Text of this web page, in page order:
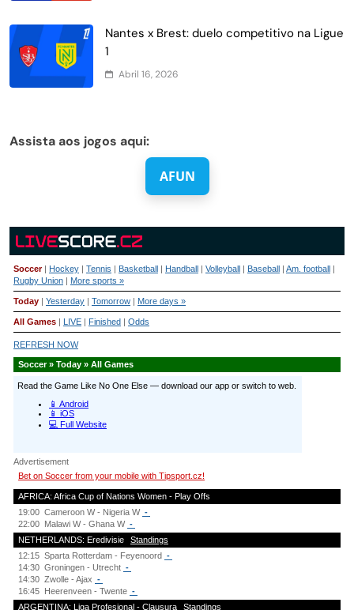
Nantes x Brest: duelo competitivo na Ligue
1
Abril 16, 2026
Assista aos jogos aqui:
AFUN